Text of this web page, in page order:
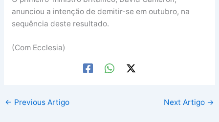
anunciou a intenção de demitir-se em outubro, na
sequência deste resultado.
(Com Ecclesia)
← Previous Artigo Next Artigo →